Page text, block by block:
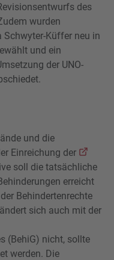
des
wurden
Küffer neu in
und ein
der UNO-
und die
Einreichung der
soll die tatsächliche
erreicht
Behindertenrechte
sich auch mit der
(BehiG) nicht, sollte
werden. Die